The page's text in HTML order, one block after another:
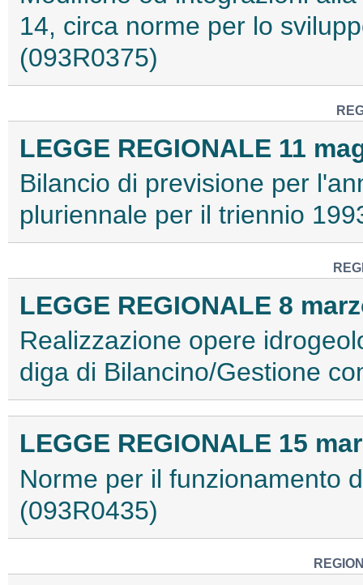
14, circa norme per lo
(093R0375)
LEGGE REGIONALE 11
Bilancio di previsione per
pluriennale per il triennio
LEGGE REGIONALE 8
Realizzazione opere
diga di Bilancino/Gestione
LEGGE REGIONALE 15
Norme per il funzionamento
(093R0435)